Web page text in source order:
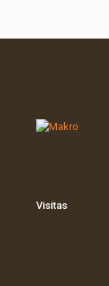
Visitas